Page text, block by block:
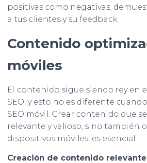
positivas como negativas,
a tus clientes y su feedback.
Contenido
móviles
El contenido sigue siendo rey en
SEO, y esto no es diferente
SEO móvil. Crear contenido que
relevante y valioso, sino también
dispositivos móviles, es esencial.
Creación de contenido